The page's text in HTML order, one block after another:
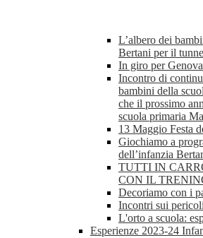
L’albero dei
Bertani per il
In giro per Genova
Incontro di
bambini della
che il prossimo
scuola primaria
13 Maggio Festa
Giochiamo a
dell’infanzia
TUTTI IN
CON IL
Decoriamo con i
Incontri sui
L'orto a scuola:
Esperienze 2023-24